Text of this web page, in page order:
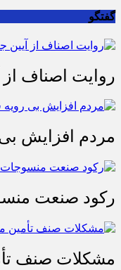
گفتگو
روایت اصناف از
مردم افزایش
رکود صنعت
مشکلات صنف